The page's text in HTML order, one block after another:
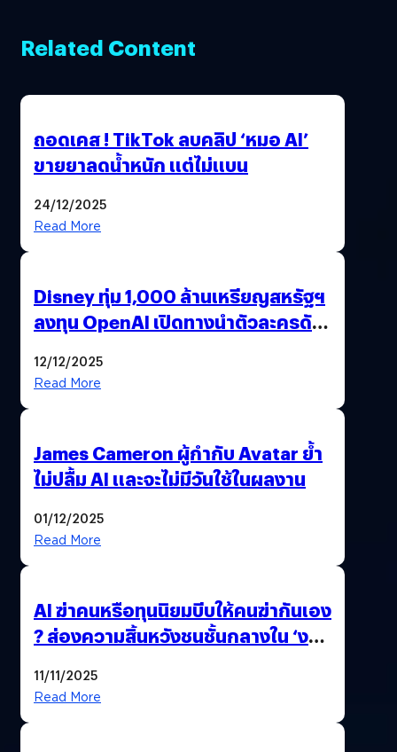
Related Content
ถอดเคส ! TikTok ลบคลิป ‘หมอ AI’
ขายยาลดน้ำหนัก แต่ไม่แบน
24/12/2025
Read More
Disney ทุ่ม 1,000 ล้านเหรียญสหรัฐฯ
ลงทุน OpenAI เปิดทางนำตัวละครดัง
12/12/2025
Read More
James Cameron ผู้กำกับ Avatar ย้ำ
ไม่ปลื้ม AI และจะไม่มีวันใช้ในผลงาน
01/12/2025
Read More
AI ฆ่าคนหรือทุนนิยมบีบให้คนฆ่ากันเอง
? ส่องความสิ้นหวังชนชั้นกลางใน ‘งาน
11/11/2025
Read More